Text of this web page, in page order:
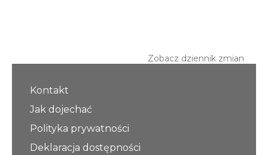
Zobacz dziennik zmian
Kontakt
Jak dojechać
Polityka prywatności
Deklaracja dostępności